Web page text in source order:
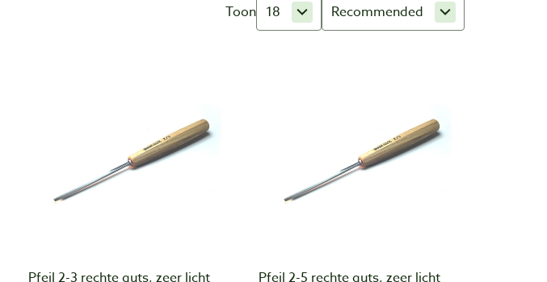
Toon 18 Recommended